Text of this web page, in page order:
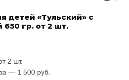
детей «Тульский» с
гр. от 2 шт.
2 шт.
— 1 500 руб.